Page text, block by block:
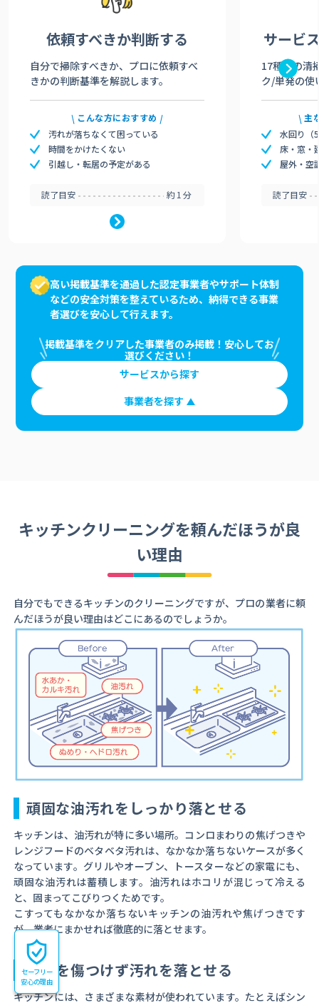
依頼すべきか判断する
自分で掃除すべきか、プロに依頼すべ
きかの判断基準を解説します。
こんな方におすすめ
汚れが落ちなくて困っている
時間をかけたくない
引越し・転居の予定がある
読了目安 約1分
サービ
17種類の清
ク/単発の使
主
水回り（
床・窓・
屋外・空
読了目安
高い掲載基準を通過した認定事業者やサポート体制
などの安全対策を整えているため、納得できる事業
者選びを安心して行えます。
掲載基準をクリアした事業者のみ掲載！安心してお
選びください！
サービスから探す
事業者を探す
キッチンクリーニングを頼んだほうが良
い理由
自分でもできるキッチンのクリーニングですが、プロの業者に頼
んだほうが良い理由はどこにあるのでしょうか。
頑固な油汚れをしっかり落とせる
キッチンは、油汚れが特に多い場所。コンロまわりの焦げつきや
レンジフードのベタベタ汚れは、なかなか落ちないケースが多く
なっています。グリルやオーブン、トースターなどの家電にも、
頑固な油汚れは蓄積します。油汚れはホコリが混じって冷える
と、固まってこびりつくためです。
こすってもなかなか落ちないキッチンの油汚れや焦げつきです
が、業者にまかせれば徹底的に落とせます。
素材を傷つけず汚れを落とせる
キッチンには、さまざまな素材が使われています。たとえばシン
セーフリー
安心の理由